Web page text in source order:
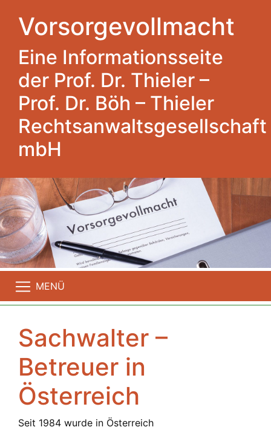
Vorsorgevollmacht
Eine Informationsseite
der Prof. Dr. Thieler –
Prof. Dr. Böh – Thieler
Rechtsanwaltsgesellschaft
mbH
MENÜ
Sachwalter –
Betreuer in
Österreich
Seit 1984 wurde in Österreich